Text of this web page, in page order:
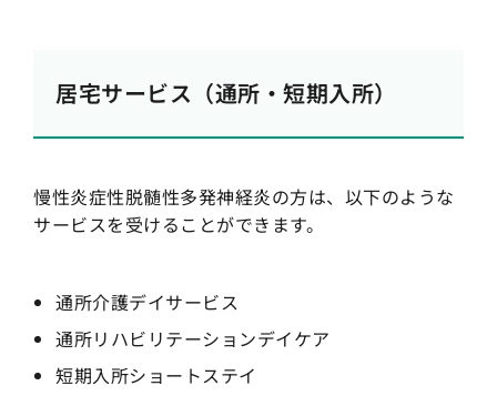
居宅サービス（通所・短期入所）
慢性炎症性脱髄性多発神経炎の方は、以下のような
サービスを受けることができます。
通所介護デイサービス
通所リハビリテーションデイケア
短期入所ショートステイ